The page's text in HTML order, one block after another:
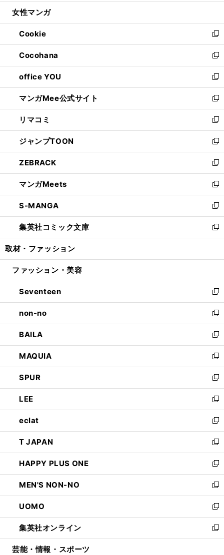
ウ
開
く
ン
ウ
で
開
く
ウ
ン
ド
ウ
で
開
く
し
ウ
ィ
ン
ド
ウ
で
開
く
女性マンガ
Cookie
新
し
い
ウ
ィ
ン
ド
ウ
で
開
く
Cocohana
新
し
い
ウ
ィ
ン
ド
ウ
で
開
く
office YOU
新
し
い
ウ
ィ
ン
ド
ウ
で
開
く
マンガMee公式サイト
新
し
い
ウ
ィ
ン
ド
ウ
で
開
く
リマコミ
新
し
い
ウ
ィ
ン
ド
ウ
で
開
く
ジャンプTOON
新
し
い
ウ
ィ
ン
ド
ウ
で
開
ZEBRACK
新
し
い
ウ
ィ
ン
ド
ウ
開
マンガMeets
新
し
い
ウ
ィ
ン
ウ
開
く
S-MANGA
新
し
い
ウ
ン
ウ
で
開
く
集英社コミック文庫
新
し
ウ
ン
ド
ウ
で
開
く
取材・ファッション
ファッション・美容
Seventeen
新
し
い
ウ
ィ
ン
ド
ウ
で
開
く
non-no
新
し
い
ウ
ィ
ン
ド
ウ
で
開
く
BAILA
新
し
い
ウ
ィ
ン
ド
ウ
で
開
く
MAQUIA
新
し
い
ウ
ィ
ン
ド
ウ
で
開
く
SPUR
新
し
い
ウ
ィ
ン
ド
ウ
で
開
く
LEE
新
し
い
ウ
ィ
ン
ド
ウ
で
開
く
eclat
新
し
い
ウ
ィ
ン
ド
ウ
で
開
く
T JAPAN
新
し
い
ウ
ィ
ン
ド
ウ
で
開
HAPPY PLUS ONE
新
し
い
ウ
ィ
ン
ド
ウ
MEN'S NON-NO
新
し
い
ウ
ィ
ン
UOMO
新
し
い
ウ
集英社オンライン
新
し
芸能・情報・スポーツ